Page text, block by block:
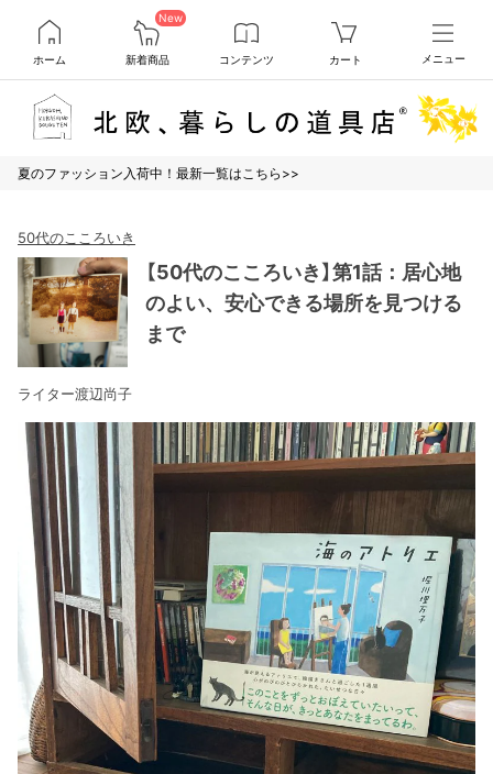
ホーム
New
新着商品 コンテンツ カート メニュー
夏のファッション入荷中！最新一覧はこちら>>
50代のこころいき
【50代のこころいき】第1話：居心地
のよい、安心できる場所を見つける
まで
ライター渡辺尚子